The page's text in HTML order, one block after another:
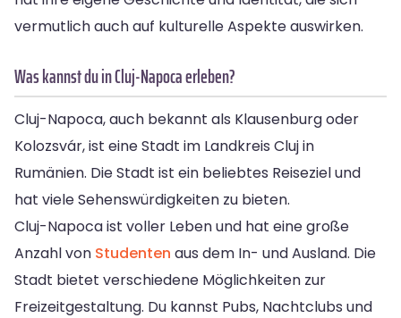
vermutlich auch auf kulturelle Aspekte auswirken.
Was kannst du in Cluj-Napoca erleben?
Cluj-Napoca, auch bekannt als Klausenburg oder
Kolozsvár, ist eine Stadt im Landkreis Cluj in
Rumänien. Die Stadt ist ein beliebtes Reiseziel und
hat viele Sehenswürdigkeiten zu bieten.
Cluj-Napoca ist voller Leben und hat eine große
Anzahl von Studenten aus dem In- und Ausland. Die
Stadt bietet verschiedene Möglichkeiten zur
Freizeitgestaltung. Du kannst Pubs, Nachtclubs und